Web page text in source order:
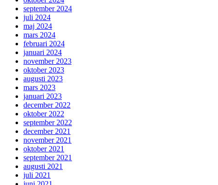
september 2024
juli 2024
maj 2024
mars 2024
februari 2024
januari 2024
november 2023
oktober 2023
augusti 2023
mars 2023
januari 2023
december 2022
oktober 2022
september 2022
december 2021
november 2021
oktober 2021
september 2021
augusti 2021
juli 2021